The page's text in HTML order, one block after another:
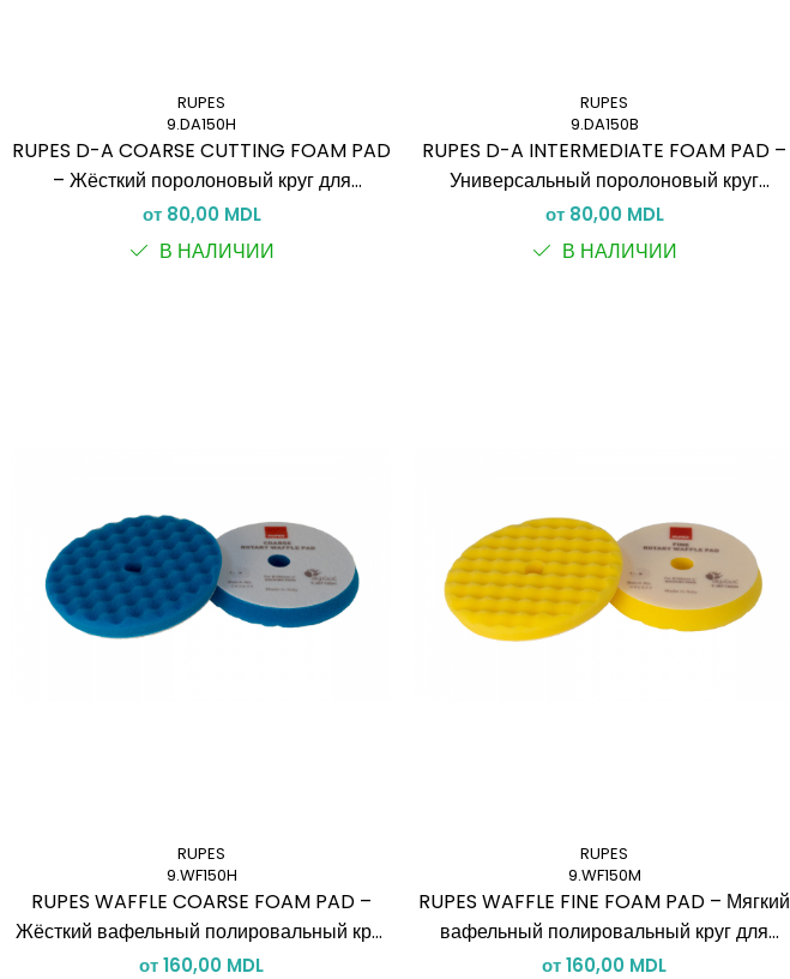
RUPES
9.DA150H
RUPES D-A COARSE CUTTING FOAM PAD
– Жёсткий поролоновый круг для
сильного реза (DA)
от 80,00 MDL
В НАЛИЧИИ
RUPES
9.DA150B
RUPES D-A INTERMEDIATE FOAM PAD –
Универсальный поролоновый круг
средней жёсткости (DA)
от 80,00 MDL
В НАЛИЧИИ
RUPES
9.WF150H
RUPES WAFFLE COARSE FOAM PAD –
Жёсткий вафельный полировальный круг
для роторной полировки
от 160,00 MDL
RUPES
9.WF150M
RUPES WAFFLE FINE FOAM PAD – Мягкий
вафельный полировальный круг для
роторной полировки
от 160,00 MDL